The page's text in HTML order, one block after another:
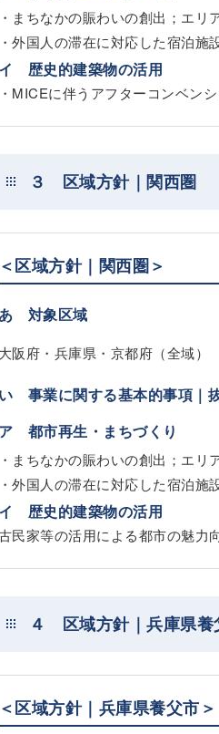
・まちなかの賑わいの創出；エリ
・外国人の滞在に対応した宿泊施
イ 歴史的建築物の活用
・MICEに伴うアフターコンベン
３ 区域方針｜関西圏
＜区域方針｜関西圏＞
あ 対象区域
大阪府・兵庫県・京都府（全域）
い 事業に関する基本的事項｜
ア 都市再生・まちづくり
・まちなかの賑わいの創出；エリ
・外国人の滞在に対応した宿泊施
イ 歴史的建築物の活用
民家等の活用による都市の魅力
４ 区域方針｜兵庫県養
＜区域方針｜兵庫県養父市＞